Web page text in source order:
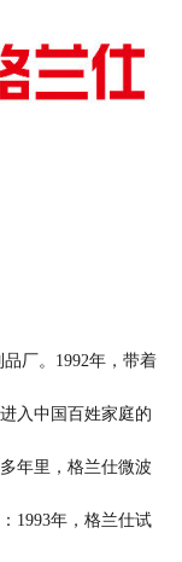
术支持
厂。1992年，带着
入中国百姓家庭的
年里，格兰仕微波
1993年，格兰仕试